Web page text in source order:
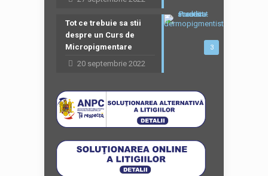
3
Tot ce trebuie sa stii
despre un Curs de
Micropigmentare
20 septembrie 2022